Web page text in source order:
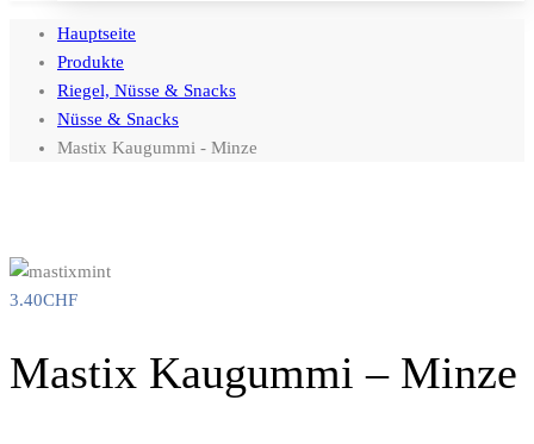
Hauptseite
Produkte
Riegel, Nüsse & Snacks
Nüsse & Snacks
Mastix Kaugummi - Minze
3.40CHF
Mastix Kaugummi – Minze